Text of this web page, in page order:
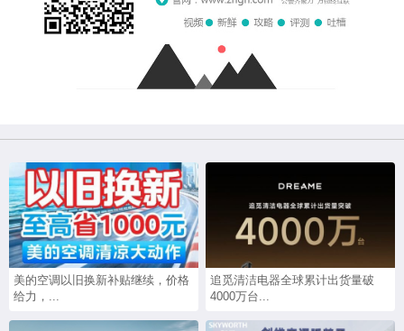
美的空调以旧换新补贴继续，价格
给力，...
追觅清洁电器全球累计出货量破
4000万台...